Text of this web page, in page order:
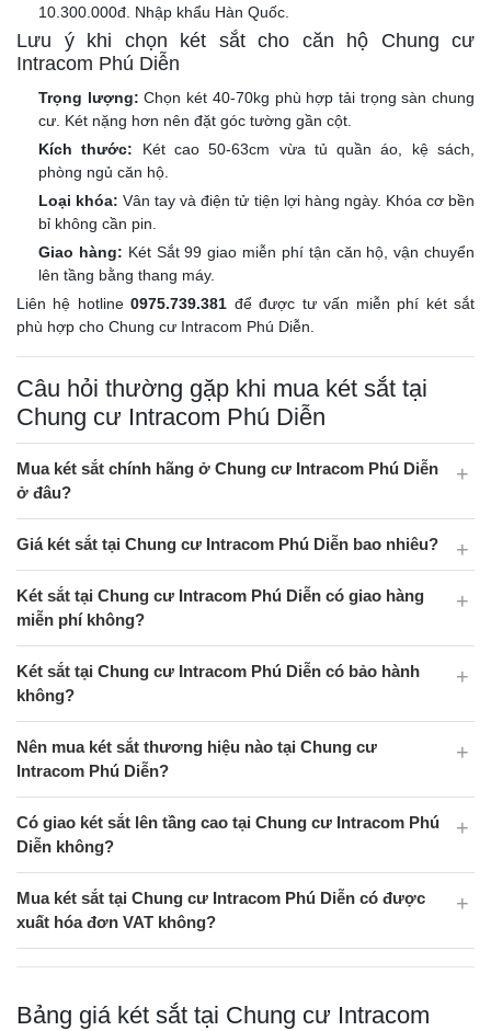
10.300.000đ. Nhập khẩu Hàn Quốc.
Lưu ý khi chọn két sắt cho căn hộ Chung cư
Intracom Phú Diễn
Trọng lượng: Chọn két 40-70kg phù hợp tải trọng sàn chung
cư. Két nặng hơn nên đặt góc tường gần cột.
Kích thước: Két cao 50-63cm vừa tủ quần áo, kệ sách,
phòng ngủ căn hộ.
Loại khóa: Vân tay và điện tử tiện lợi hàng ngày. Khóa cơ bền
bỉ không cần pin.
Giao hàng: Két Sắt 99 giao miễn phí tận căn hộ, vận chuyển
lên tầng bằng thang máy.
Liên hệ hotline0975.739.381 để được tư vấn miễn phí két sắt
phù hợp cho Chung cư Intracom Phú Diễn.
Câu hỏi thường gặp khi mua két sắt tại
Chung cư Intracom Phú Diễn
Mua két sắt chính hãng ở Chung cư Intracom Phú Diễn
ở đâu?
Giá két sắt tại Chung cư Intracom Phú Diễn bao nhiêu?
Két sắt tại Chung cư Intracom Phú Diễn có giao hàng
miễn phí không?
Két sắt tại Chung cư Intracom Phú Diễn có bảo hành
không?
Nên mua két sắt thương hiệu nào tại Chung cư
Intracom Phú Diễn?
Có giao két sắt lên tầng cao tại Chung cư Intracom Phú
Diễn không?
Mua két sắt tại Chung cư Intracom Phú Diễn có được
xuất hóa đơn VAT không?
Bảng giá két sắt tại Chung cư Intracom